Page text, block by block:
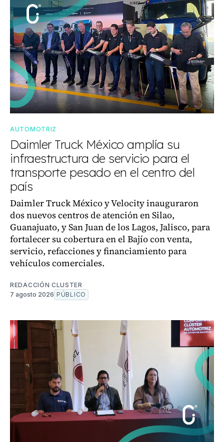
AUTOMOTRIZ
Daimler Truck México amplía su
infraestructura de servicio para el
transporte pesado en el centro del
país
Daimler Truck México y Velocity inauguraron
dos nuevos centros de atención en Silao,
Guanajuato, y San Juan de los Lagos, Jalisco, para
fortalecer su cobertura en el Bajío con venta,
servicio, refacciones y financiamiento para
vehículos comerciales.
REDACCIÓN CLUSTER
7 agosto 2026 PÚBLICO